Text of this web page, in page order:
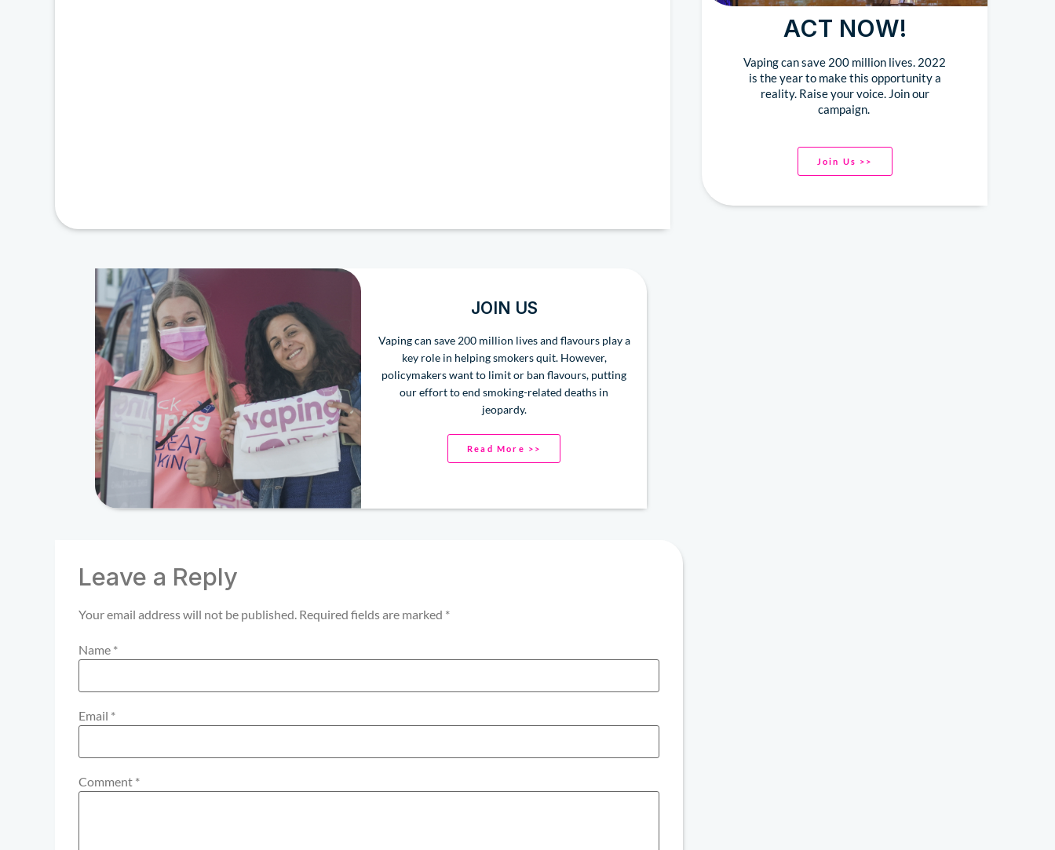
ACT NOW!
Vaping can save 200 million lives. 2022
is the year to make this opportunity a
reality. Raise your voice. Join our
campaign.
Join Us >>
JOIN US
Vaping can save 200 million lives and flavours play a
key role in helping smokers quit. However,
policymakers want to limit or ban flavours, putting
our effort to end smoking-related deaths in
jeopardy.
Read More >>
Leave a Reply
Your email address will not be published. Required fields are marked *
Name *
Email *
Comment *